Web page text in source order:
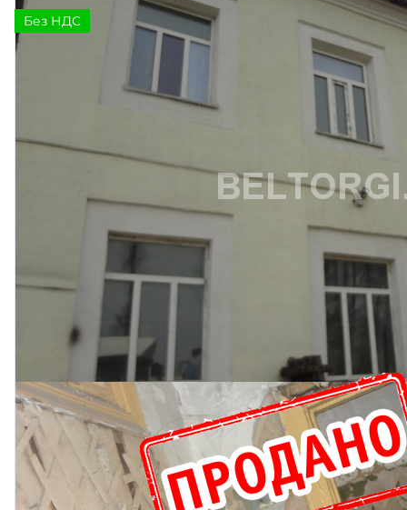
Без НДС